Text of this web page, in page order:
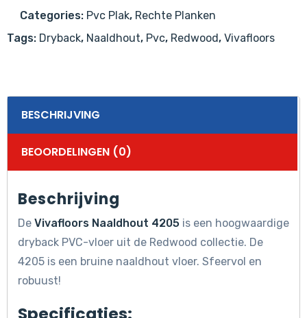
Categories: Pvc Plak, Rechte Planken
Tags: Dryback, Naaldhout, Pvc, Redwood, Vivafloors
BESCHRIJVING
BEOORDELINGEN (0)
Beschrijving
De Vivafloors Naaldhout 4205 is een hoogwaardige
dryback PVC-vloer uit de Redwood collectie. De
4205 is een bruine naaldhout vloer. Sfeervol en
robuust!